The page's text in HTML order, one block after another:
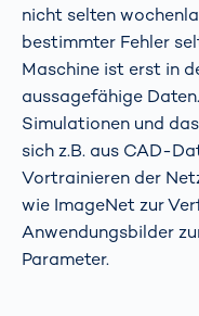
nicht selten
bestimmter Fehler
Maschine ist erst in
aussagefähige
Simulationen und
sich z.B. aus CAD-
Vortrainieren der
wie ImageNet zur
Anwendungsbilder
Parameter.